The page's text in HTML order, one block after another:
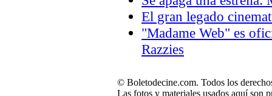
El gran legado
"Madame Web" es
Razzies
© Boletodecine.com. Todos los
Las fotos y materiales usados aquí son